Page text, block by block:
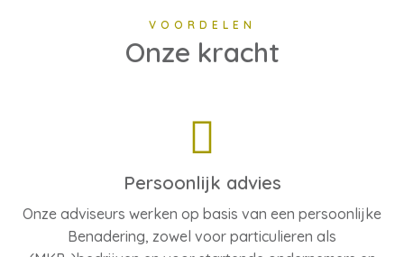
VOORDELEN
Onze kracht
Persoonlijk advies
Onze adviseurs werken op basis van een persoonlijke
Benadering, zowel voor particulieren als